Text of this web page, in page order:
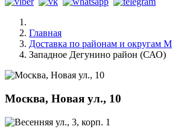
Главная
Доставка по районам и округам
Западное Дегунино район (САО)
Москва, Новая ул., 10